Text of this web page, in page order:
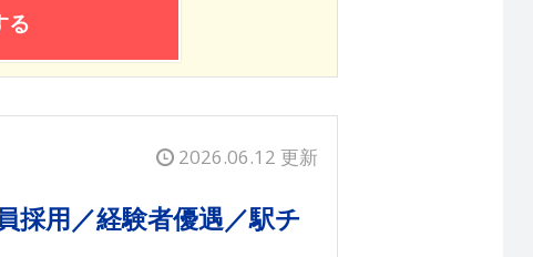
る
2026.06.12 更新
採用／経験者優遇／駅チ